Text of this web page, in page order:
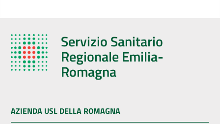
Servizio Sanitario
Regionale Emilia-
Romagna
AZIENDA USL DELLA ROMAGNA